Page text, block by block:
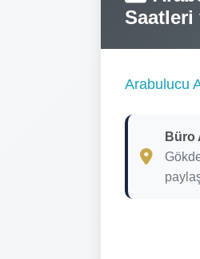
Arabulucu
Büro